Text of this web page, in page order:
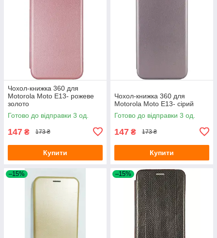
Чохол-книжка 360 для
Motorola Moto E13- рожеве
золото
Готово до відправки 3 од.
147 ₴ 173 ₴
Купити
Чохол-книжка 360 для
Motorola Moto E13- сірий
Готово до відправки 3 од.
147 ₴ 173 ₴
Купити
–15% –15%